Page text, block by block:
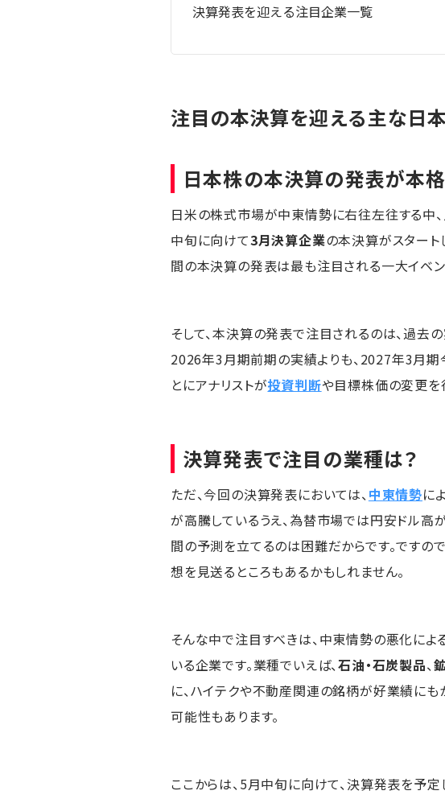
決算発表を迎える注目企業一覧
注目の本決算を迎える主な日
日本株の本決算の発表が本
日米の株式市場が中東情勢に右往左往する中
中旬に向けて3月決算企業の本決算がスター
間の本決算の発表は最も注目される一大イベン
そして、本決算の発表で注目されるのは、過去
2026年3月期前期の実績よりも、2027年3月期
とにアナリストが投資判断や目標株価の変更を
決算発表で注目の業種は？
ただ、今回の決算発表においては、中東情勢に
が高騰しているうえ、為替市場では円安ドル高
間の予測を立てるのは困難だからです。ですの
想を見送るところもあるかもしれません。
そんな中で注目すべきは、中東情勢の悪化に
いる企業です。業種でいえば、石油・石炭製品、
に、ハイテクや不動産関連の銘柄が好業績に
可能性もあります。
ここからは、5月中旬に向けて、決算発表を予